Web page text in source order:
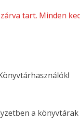
tart. Minden
a